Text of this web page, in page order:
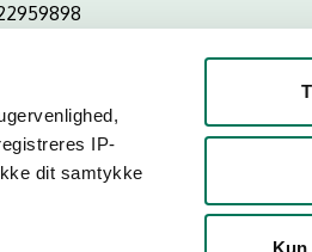
IP-
dit samtykke
Kun